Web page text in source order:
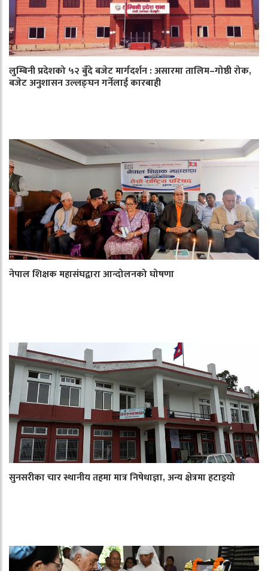
लुम्बिनी प्रदेशको ५२ बुँदे बजेट मार्गदर्शन : असारमा तालिम–गोष्ठी रोक,
बजेट अनुशासन उल्लङ्घन गर्नेलाई कारबाही
नेपाल शिक्षक महासंघद्वारा आन्दोलनको घोषणा
सुनसरीका चार स्थानीय तहमा मात्र निषेधाज्ञा, अन्य क्षेत्रमा हटाइयो